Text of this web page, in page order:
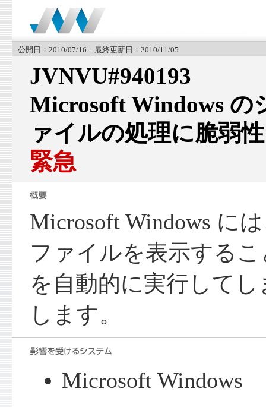
公開日：2010/07/16 最終更新日：2010/11/05
JVNVU#940193
Microsoft Windows の
ァイルの処理に脆弱性
緊急
Microsoft Windows に
ファイルを表示する
を自動的に実行して
します。
Microsoft Windows